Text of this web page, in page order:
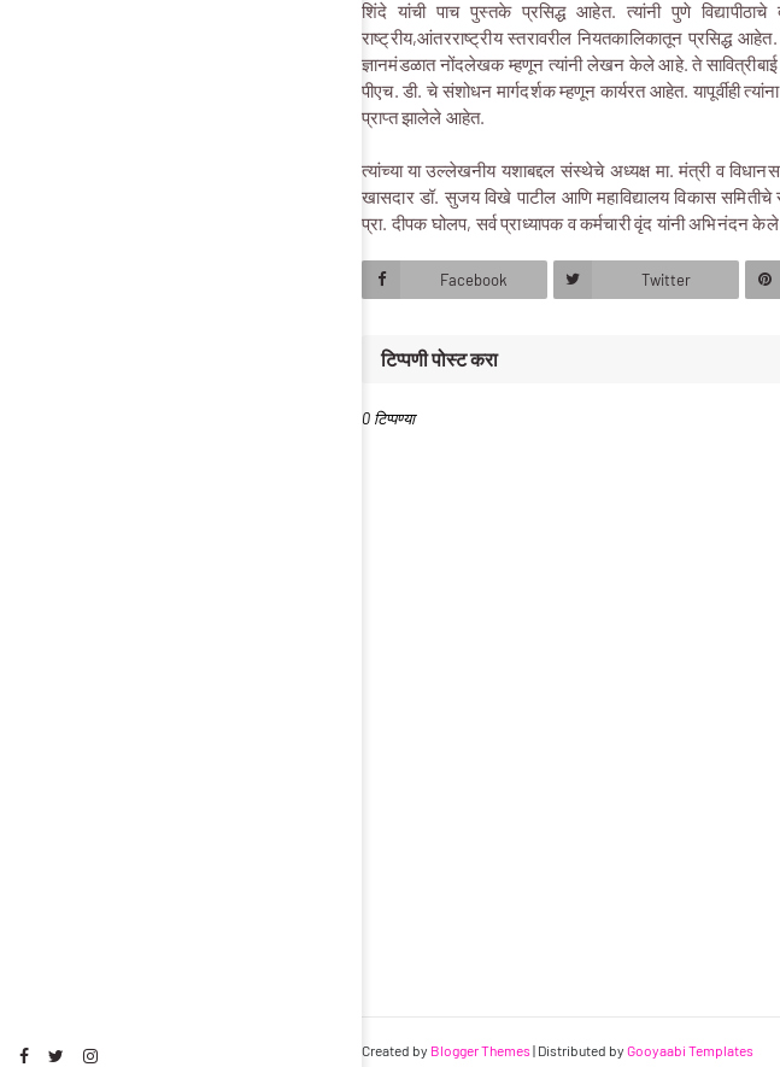
शिंदे यांची पाच पुस्तके प्रसिद्ध आहेत. त्यांनी पुणे
राष्ट्रीय,आंतरराष्ट्रीय स्तरावरील नियतकालिकातून प्रसिद्ध
ज्ञानमंडळात नोंदलेखक म्हणून त्यांनी लेखन केले आहे. ते सावित्रीबाई
पीएच. डी. चे संशोधन मार्गदर्शक म्हणून कार्यरत आहेत. यापूर्वीही
प्राप्त झालेले आहेत.
त्यांच्या या उल्लेखनीय यशाबद्दल संस्थेचे अध्यक्ष मा. मंत्री व
खासदार डॉ. सुजय विखे पाटील आणि महाविद्यालय विकास समितीचे
प्रा. दीपक घोलप, सर्व प्राध्यापक व कर्मचारी वृंद यांनी अभिनंदन
Facebook Twitter
टिप्पणी पोस्ट करा
0 टिप्पण्या
Created by Blogger Themes| Distributed by Gooyaabi Templates